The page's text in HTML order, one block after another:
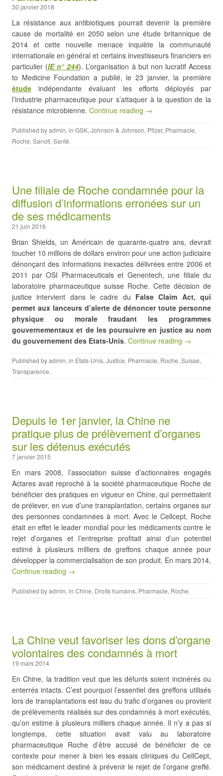
30 janvier 2018
La résistance aux antibiotiques pourrait devenir la première
cause de mortalité en 2050 selon une étude britannique de
2014 et cette nouvelle menace inquiète la communauté
internationale en général et certains investisseurs financiers en
particulier (IEn° 244). L’organisation à but non lucratif Access
to Medicine Foundation a publié, le 23 janvier, la première
étude indépendante évaluant les efforts déployés par
l’industrie pharmaceutique pour s’attaquer à la question de la
résistance microbienne. Continue reading →
Published byadmin, in GSK, Johnson & Johnson, Pfizer, Pharmacie,
Roche, Sanofi, Santé.
Une filiale de Roche condamnée pour la
diffusion d’informations erronées sur un
de ses médicaments
21 juin 2016
Brian Shields, un Américain de quarante-quatre ans, devrait
toucher 10 millions de dollars environ pour une action judiciaire
dénonçant des informations inexactes délivrées entre 2006 et
2011 par OSI Pharmaceuticals et Genentech, une filiale du
laboratoire pharmaceutique suisse Roche. Cette décision de
justice intervient dans le cadre du False Claim Act, qui
permet aux lanceurs d’alerte de dénoncer toute personne
physique ou morale fraudant les programmes
gouvernementaux et de les poursuivre en justice au nom
du gouvernement des Etats-Unis. Continue reading →
Published byadmin, in Etats-Unis, Justice, Pharmacie, Roche, Suisse,
Transparence.
Depuis le 1er janvier, la Chine ne
pratique plus de prélèvement d’organes
sur les détenus exécutés
7 janvier 2015
En mars 2008, l’association suisse d’actionnaires engagés
Actares avait reproché à la société pharmaceutique Roche de
bénéficier des pratiques en vigueur en Chine, qui permettaient
de prélever, en vue d’une transplantation, certains organes sur
des personnes condamnées à mort. Avec le Cellcept, Roche
était en effet le leader mondial pour les médicaments contre le
rejet d’organes et l’entreprise profitait ainsi d’un potentiel
estimé à plusieurs milliers de greffons chaque année pour
développer la commercialisation de son produit. En mars 2014,
Continue reading →
Published byadmin, in Chine, Droits humains, Pharmacie, Roche.
La Chine veut favoriser les dons d’organe
volontaires des condamnés à mort
19 mars 2014
En Chine, la tradition veut que les défunts soient incinérés ou
enterrés intacts. C’est pourquoi l’essentiel des greffons utilisés
lors de transplantations est issu du trafic d’organes ou provient
de prélèvements réalisés sur des condamnés à mort exécutés,
qu’on estime à plusieurs milliers chaque année. Il n’y a pas si
longtemps, cette situation avait valu au laboratoire
pharmaceutique Roche d’être accusé de bénéficier de ce
contexte pour mener à bien les essais cliniques du CellCept,
son médicament destiné à prévenir le rejet de l’organe greffé.